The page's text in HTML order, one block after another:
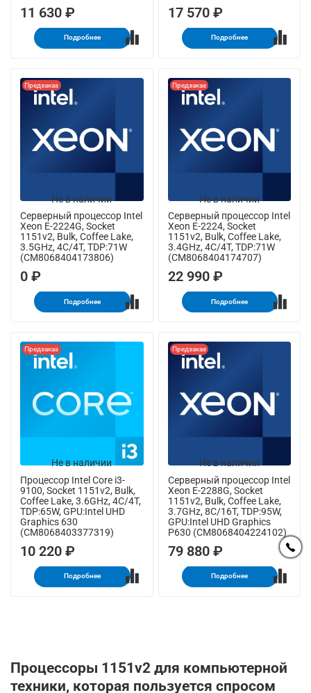
11 630 ₽
Подробнее
17 570 ₽
Подробнее
Не в наличии
Предзаказ
Серверный процессор Intel
Xeon E-2224G, Socket
1151v2, Bulk, Coffee Lake,
3.5GHz, 4C/4T, TDP:71W
(CM8068404173806)
0 ₽
Подробнее
Не в наличии
Предзаказ
Серверный процессор Intel
Xeon E-2224, Socket
1151v2, Bulk, Coffee Lake,
3.4GHz, 4C/4T, TDP:71W
(CM8068404174707)
22 990 ₽
Подробнее
Не в наличии
Предзаказ
Процессор Intel Core i3-
9100, Socket 1151v2, Bulk,
Coffee Lake, 3.6GHz, 4C/4T,
TDP:65W, GPU:Intel UHD
Graphics 630
(CM8068403377319)
10 220 ₽
Подробнее
Не в наличии
Предзаказ
Серверный процессор Intel
Xeon E-2288G, Socket
1151v2, Bulk, Coffee Lake,
3.7GHz, 8C/16T, TDP:95W,
GPU:Intel UHD Graphics
P630 (CM8068404224102)
79 880 ₽
Подробнее
Процессоры 1151v2 для компьютерной
техники, которая пользуется спросом